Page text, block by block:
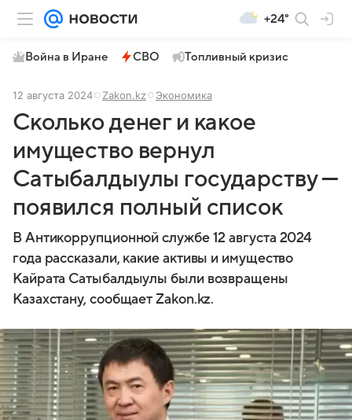
+24°
Война в Иране СВО Топливный кризис
12 августа 2024 Zakon.kz Экономика
Сколько денег и какое
имущество вернул
Сатыбалдыулы государству —
появился полный список
В Антикоррупционной службе 12 августа 2024
года рассказали, какие активы и имущество
Кайрата Сатыбалдыулы были возвращены
Казахстану, сообщает Zakon.kz.